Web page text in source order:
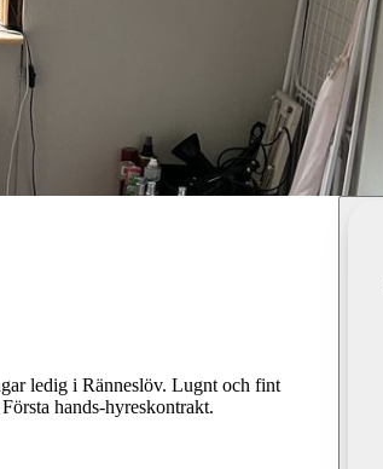
ledig i Ränneslöv. Lugnt och fint
hands-hyreskontrakt.